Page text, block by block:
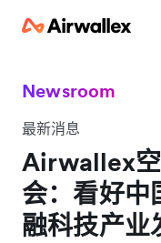
Newsroom
最新消息
Airwallex
会：看好中
融科技产业